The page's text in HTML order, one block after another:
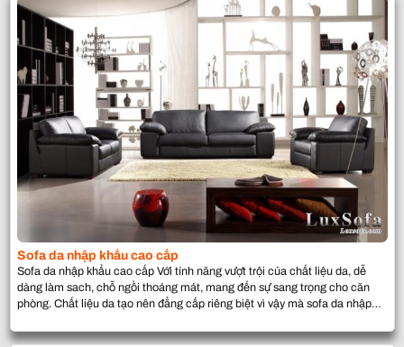
Sofa da nhập khẩu cao cấp
Sofa da nhập khẩu cao cấp Với tính năng vượt trội của chất liệu da, dễ
dàng làm sach, chỗ ngồi thoáng mát, mang đến sự sang trọng cho căn
phòng. Chất liệu da tạo nên đẳng cấp riêng biệt vì vậy mà sofa da nhập